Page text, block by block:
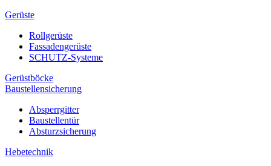
Gerüste
Rollgerüste
Fassadengerüste
SCHUTZ-Systeme
Gerüstböcke
Baustellensicherung
Absperrgitter
Baustellentür
Absturzsicherung
Hebetechnik